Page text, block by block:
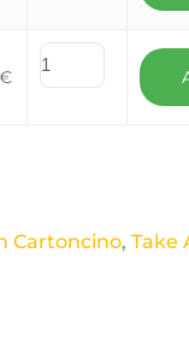
€
Cartoncino,Take